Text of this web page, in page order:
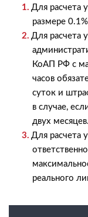
Для расчета
размере
Для расчета
КоАП РФ с
часов
суток и
в случае,
двух месяцев.
Для расчета
реального